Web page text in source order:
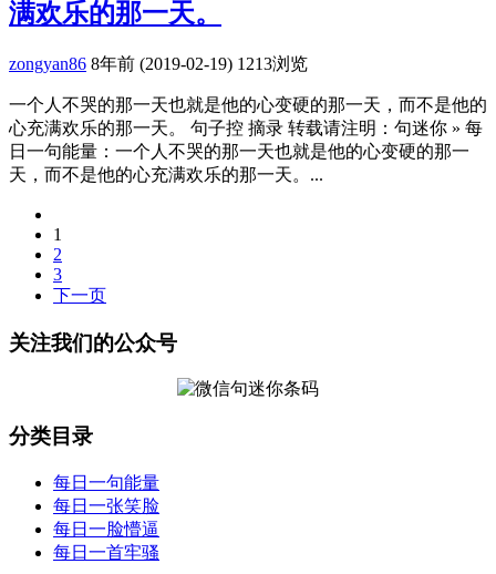
满欢乐的那一天。
zongyan86 8年前 (2019-02-19) 1213浏览
一个人不哭的那一天也就是他的心变硬的那一天，而不是他的
心充满欢乐的那一天。 句子控 摘录 转载请注明：句迷你 » 每
日一句能量：一个人不哭的那一天也就是他的心变硬的那一
天，而不是他的心充满欢乐的那一天。...
1
2
3
下一页
关注我们的公众号
分类目录
每日一句能量
每日一张笑脸
每日一脸懵逼
每日一首牢骚